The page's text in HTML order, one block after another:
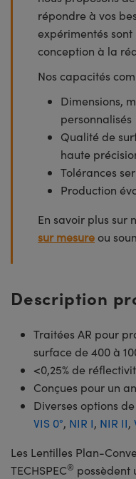
répondre à vos
expérimentés
conception à la
Nos capacités
Dimensions,
personnalisés
Qualité de
haute
Tolérances
Production
En savoir plus sur
sur mesure ou
Description
Traitées AR pour
surface de 400 à
<0,25% de
Conçues pour un
Diverses options
VIS 0°, NIR I, NIR II,
Les Lentilles Plan-
TECHSPEC® possèdent